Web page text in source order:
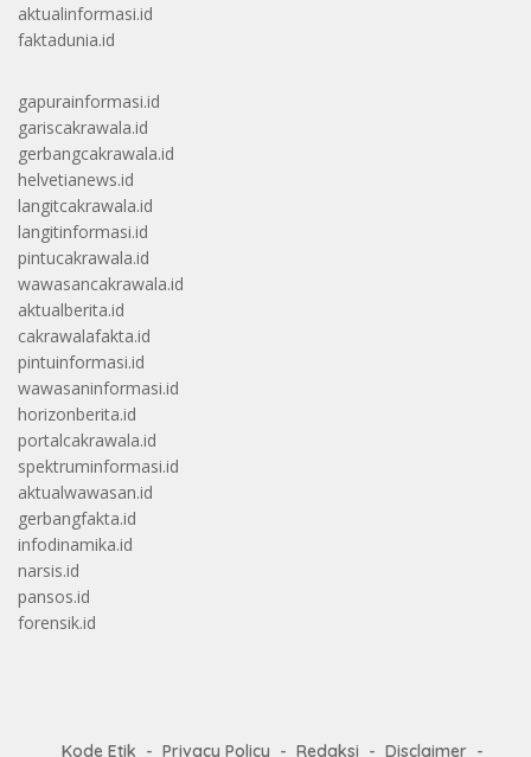
aktualinformasi.id
faktadunia.id
gapurainformasi.id
gariscakrawala.id
gerbangcakrawala.id
helvetianews.id
langitcakrawala.id
langitinformasi.id
pintucakrawala.id
wawasancakrawala.id
aktualberita.id
cakrawalafakta.id
pintuinformasi.id
wawasaninformasi.id
horizonberita.id
portalcakrawala.id
spektruminformasi.id
aktualwawasan.id
gerbangfakta.id
infodinamika.id
narsis.id
pansos.id
forensik.id
Kode Etik Privacy Policy Redaksi Disclaimer